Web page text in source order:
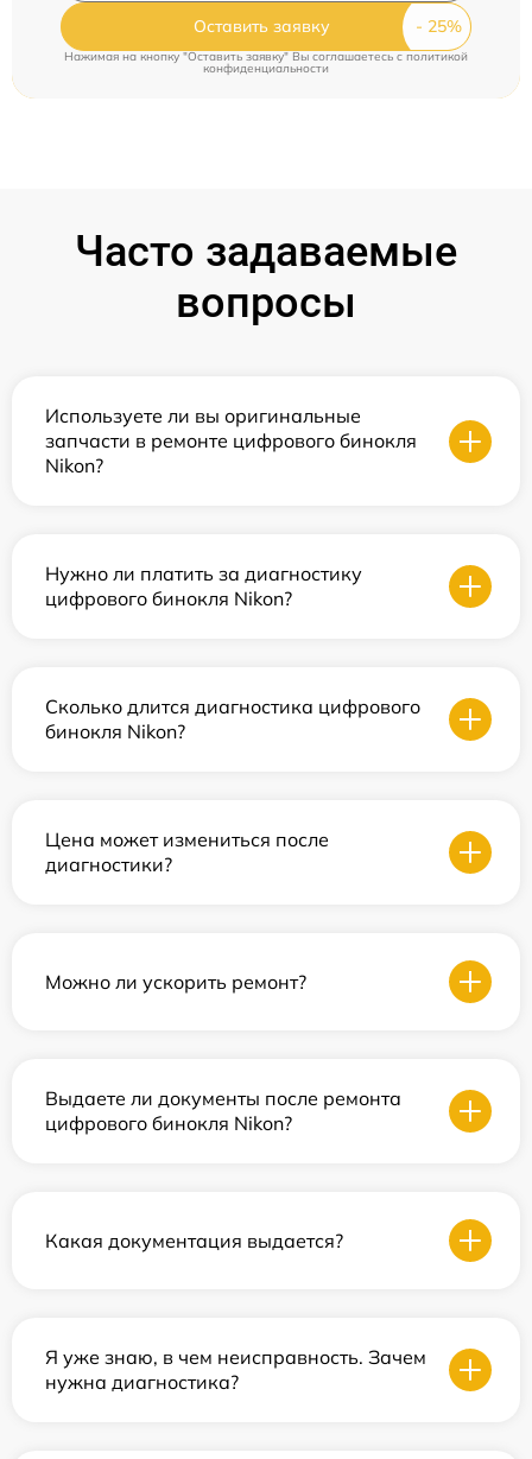
Оставить заявку
Нажимая на кнопку "Оставить заявку" Вы соглашаетесь cполитикой
конфиденциальности
Часто задаваемые
вопросы
Используете ли вы оригинальные
запчасти в ремонте цифрового бинокля
Nikon?
Нужно ли платить за диагностику
цифрового бинокля Nikon?
Сколько длится диагностика цифрового
бинокля Nikon?
Цена может измениться после
диагностики?
Можно ли ускорить ремонт?
Выдаете ли документы после ремонта
цифрового бинокля Nikon?
Какая документация выдается?
Я уже знаю, в чем неисправность. Зачем
нужна диагностика?